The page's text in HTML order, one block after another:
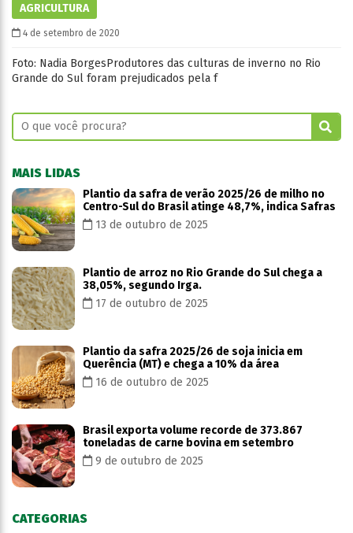
AGRICULTURA
4 de setembro de 2020
Foto: Nadia BorgesProdutores das culturas de inverno no Rio
Grande do Sul foram prejudicados pela f
MAIS LIDAS
Plantio da safra de verão 2025/26 de milho no
Centro-Sul do Brasil atinge 48,7%, indica Safras
13 de outubro de 2025
Plantio de arroz no Rio Grande do Sul chega a
38,05%, segundo Irga.
17 de outubro de 2025
Plantio da safra 2025/26 de soja inicia em
Querência (MT) e chega a 10% da área
16 de outubro de 2025
Brasil exporta volume recorde de 373.867
toneladas de carne bovina em setembro
9 de outubro de 2025
CATEGORIAS